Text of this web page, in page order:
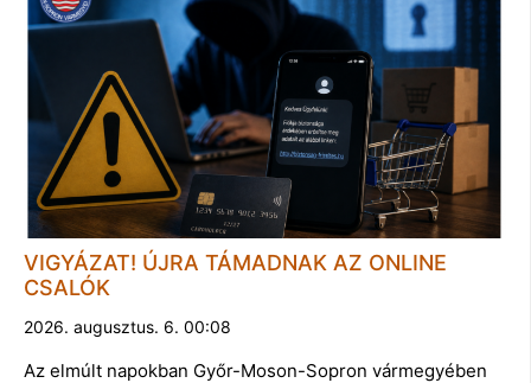
VIGYÁZAT! ÚJRA TÁMADNAK AZ ONLINE
CSALÓK
2026. augusztus. 6. 00:08
Az elmúlt napokban Győr-Moson-Sopron vármegyében